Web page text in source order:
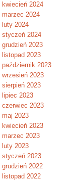
kwiecień 2024
marzec 2024
luty 2024
styczeń 2024
grudzień 2023
listopad 2023
październik 2023
wrzesień 2023
sierpień 2023
lipiec 2023
czerwiec 2023
maj 2023
kwiecień 2023
marzec 2023
luty 2023
styczeń 2023
grudzień 2022
listopad 2022